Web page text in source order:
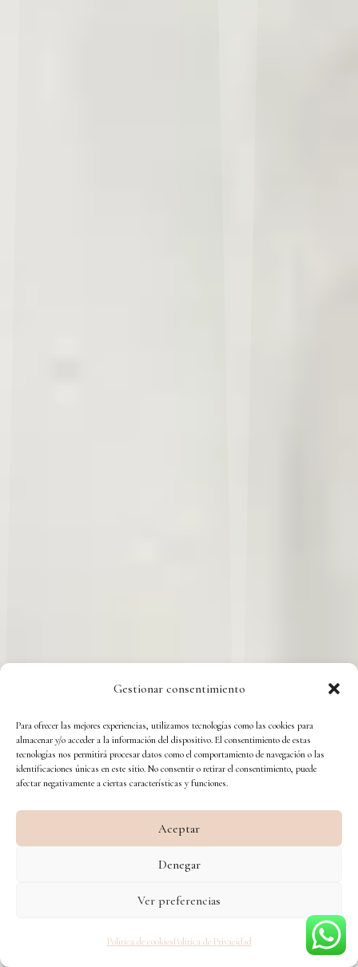
Gestionar consentimiento
Para ofrecer las mejores experiencias, utilizamos tecnologías como las cookies para
almacenar y/o acceder a la información del dispositivo. El consentimiento de estas
tecnologías nos permitirá procesar datos como el comportamiento de navegación o las
identificaciones únicas en este sitio. No consentir o retirar el consentimiento, puede
afectar negativamente a ciertas características y funciones.
Aceptar
Denegar
Ver preferencias
Política de cookiesPolítica de Privacidad